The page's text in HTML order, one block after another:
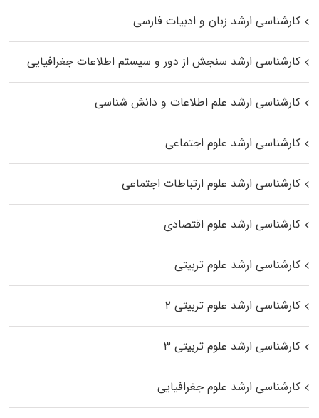
کارشناسی ارشد زبان و ادبیات فارسی
کارشناسی ارشد سنجش از دور و سیستم اطلاعات جغرافیایی
کارشناسی ارشد علم اطلاعات و دانش شناسی
کارشناسی ارشد علوم اجتماعی
کارشناسی ارشد علوم ارتباطات اجتماعی
کارشناسی ارشد علوم اقتصادی
کارشناسی ارشد علوم تربیتی
کارشناسی ارشد علوم تربیتی ۲
کارشناسی ارشد علوم تربیتی ۳
کارشناسی ارشد علوم جغرافیایی